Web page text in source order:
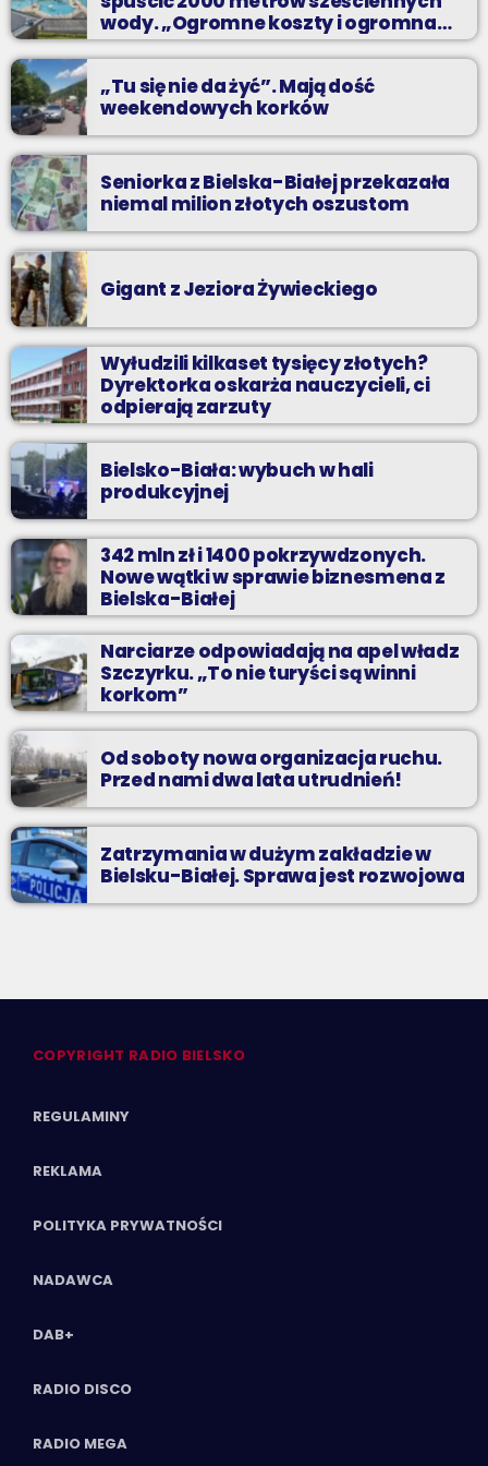
Twoim ulubionym radiu.
wody. „Ogromne koszty i ogromna
praca”
„Tu się nie da żyć”. Mają dość
weekendowych korków
Seniorka z Bielska-Białej przekazała
niemal milion złotych oszustom
Gigant z Jeziora Żywieckiego
Wyłudzili kilkaset tysięcy złotych?
Dyrektorka oskarża nauczycieli, ci
odpierają zarzuty
Bielsko-Biała: wybuch w hali
produkcyjnej
342 mln zł i 1400 pokrzywdzonych.
Nowe wątki w sprawie biznesmena z
Bielska-Białej
Narciarze odpowiadają na apel władz
Szczyrku. „To nie turyści są winni
korkom”
Od soboty nowa organizacja ruchu.
Przed nami dwa lata utrudnień!
Zatrzymania w dużym zakładzie w
Bielsku-Białej. Sprawa jest rozwojowa
COPYRIGHT RADIO BIELSKO
REGULAMINY
REKLAMA
POLITYKA PRYWATNOŚCI
NADAWCA
DAB+
RADIO DISCO
RADIO MEGA